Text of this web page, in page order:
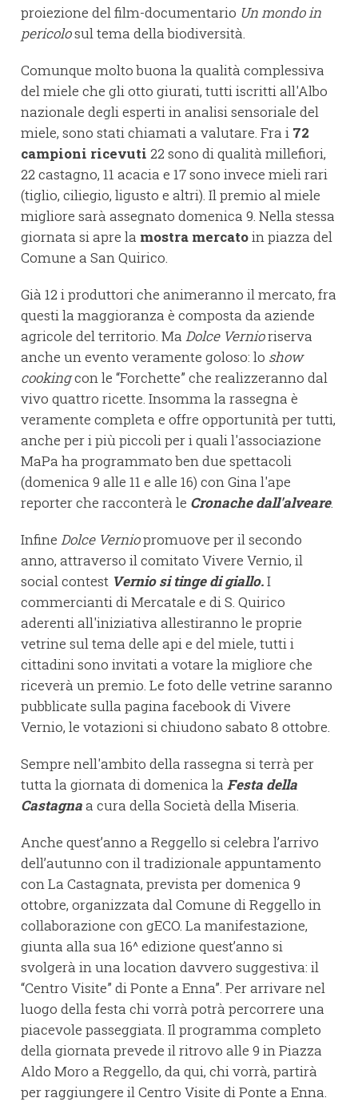
proiezione del film-documentario Un mondo in
pericolosul tema della biodiversità.
Comunque molto buona la qualità complessiva
del miele che gli otto giurati, tutti iscritti all'Albo
nazionale degli esperti in analisi sensoriale del
miele, sono stati chiamati a valutare. Fra i 72
campioni ricevuti 22 sono di qualità millefiori,
22 castagno, 11 acacia e 17 sono invece mieli rari
(tiglio, ciliegio, ligusto e altri). Il premio al miele
migliore sarà assegnato domenica 9. Nella stessa
giornata si apre la mostra mercatoin piazza del
Comune a San Quirico.
Già 12 i produttori che animeranno il mercato, fra
questi la maggioranza è composta da aziende
agricole del territorio. Ma Dolce Vernioriserva
anche un evento veramente goloso: lo show
cookingcon le “Forchette” che realizzeranno dal
vivo quattro ricette. Insomma la rassegna è
veramente completa e offre opportunità per tutti,
anche per i più piccoli per i quali l'associazione
MaPa ha programmato ben due spettacoli
(domenica 9 alle 11 e alle 16) con Gina l'ape
reporter che racconterà le Cronache dall'alveare.
Infine Dolce Verniopromuove per il secondo
anno, attraverso il comitato Vivere Vernio, il
social contest Vernio si tinge di giallo.I
commercianti di Mercatale e di S. Quirico
aderenti all'iniziativa allestiranno le proprie
vetrine sul tema delle api e del miele, tutti i
cittadini sono invitati a votare la migliore che
riceverà un premio. Le foto delle vetrine saranno
pubblicate sulla pagina facebook di Vivere
Vernio, le votazioni si chiudono sabato 8 ottobre.
Sempre nell'ambito della rassegna si terrà per
tutta la giornata di domenica la Festa della
Castagnaa cura della Società della Miseria.
Anche quest’anno a Reggello si celebra l’arrivo
dell’autunno con il tradizionale appuntamento
con La Castagnata, prevista per domenica 9
ottobre, organizzata dal Comune di Reggello in
collaborazione con gECO. La manifestazione,
giunta alla sua 16^ edizione quest’anno si
svolgerà in una location davvero suggestiva: il
“Centro Visite” di Ponte a Enna”. Per arrivare nel
luogo della festa chi vorrà potrà percorrere una
piacevole passeggiata. Il programma completo
della giornata prevede il ritrovo alle 9 in Piazza
Aldo Moro a Reggello, da qui, chi vorrà, partirà
per raggiungere il Centro Visite di Ponte a Enna.